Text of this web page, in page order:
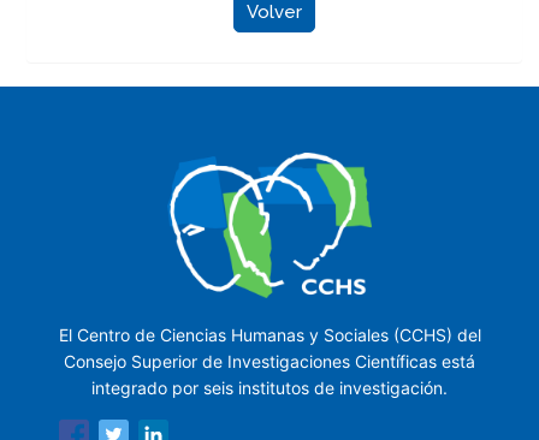
Volver
El Centro de Ciencias Humanas y Sociales (CCHS) del
Consejo Superior de Investigaciones Científicas está
integrado por seis institutos de investigación.